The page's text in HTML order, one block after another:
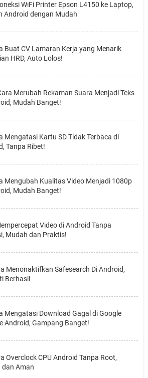
WiFi Printer Epson L4150 ke Laptop,
Android dengan Mudah
Buat CV Lamaran Kerja yang Menarik
HRD, Auto Lolos!
Merubah Rekaman Suara Menjadi Teks
Mudah Banget!
Mengatasi Kartu SD Tidak Terbaca di
Tanpa Ribet!
Mengubah Kualitas Video Menjadi 1080p
Mudah Banget!
Video di Android Tanpa
Mudah dan Praktis!
Menonaktifkan Safesearch Di Android,
Berhasil
Mengatasi Download Gagal di Google
Android, Gampang Banget!
Overclock CPU Android Tanpa Root,
dan Aman